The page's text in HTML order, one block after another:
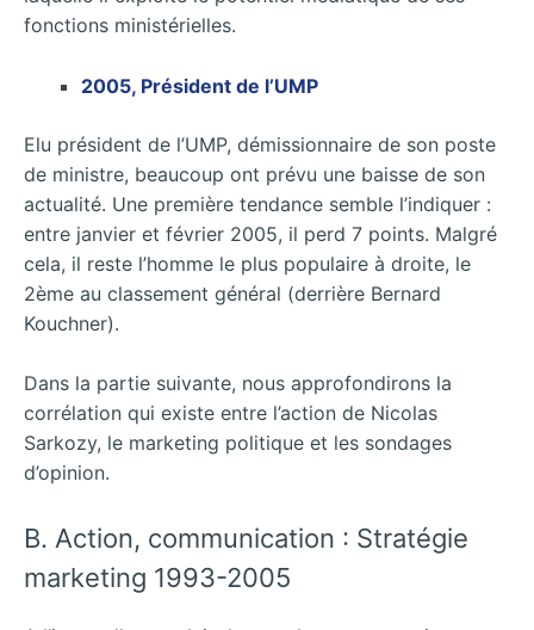
fonctions ministérielles.
2005, Président de l’UMP
Elu président de l’UMP, démissionnaire de son poste
de ministre, beaucoup ont prévu une baisse de son
actualité. Une première tendance semble l’indiquer :
entre janvier et février 2005, il perd 7 points. Malgré
cela, il reste l’homme le plus populaire à droite, le
2ème au classement général (derrière Bernard
Kouchner).
Dans la partie suivante, nous approfondirons la
corrélation qui existe entre l’action de Nicolas
Sarkozy, le marketing politique et les sondages
d’opinion.
B. Action, communication : Stratégie
marketing 1993-2005